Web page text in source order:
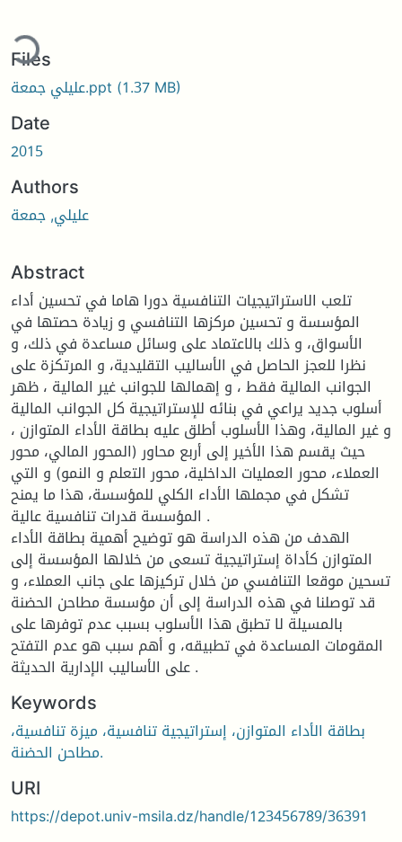
Files
عليلي جمعة.ppt (1.37 MB)
Date
2015
Authors
عليلي, جمعة
Abstract
تلعب الاستراتيجيات التنافسية دورا هاما في تحسين أداء
المؤسسة و تحسين مركزها التنافسي و زيادة حصتها في
الأسواق، و ذلك بالاعتماد على وسائل مساعدة في ذلك، و
نظرا للعجز الحاصل في الأساليب التقليدية، و المرتكزة على
الجوانب المالية فقط ، و إهمالها للجوانب غير المالية ، ظهر
أسلوب جديد يراعي في بنائه للإستراتيجية كل الجوانب المالية
و غير المالية، وهذا الأسلوب أطلق عليه بطاقة الأداء المتوازن ،
حيث يقسم هذا الأخير إلى أربع محاور (المحور المالي، محور
العملاء، محور العمليات الداخلية، محور التعلم و النمو) و التي
تشكل في مجملها الأداء الكلي للمؤسسة، هذا ما يمنح
المؤسسة قدرات تنافسية عالية .
الهدف من هذه الدراسة هو توضيح أهمية بطاقة الأداء
المتوازن كأداة إستراتيجية تسعى من خلالها المؤسسة إلى
تسحين موقعا التنافسي من خلال تركيزها على جانب العملاء، و
قد توصلنا في هذه الدراسة إلى أن مؤسسة مطاحن الحضنة
بالمسيلة لا تطبق هذا الأسلوب بسبب عدم توفرها على
المقومات المساعدة في تطبيقه، و أهم سبب هو عدم التفتح
على الأساليب الإدارية الحديثة .
Keywords
بطاقة الأداء المتوازن، إستراتيجية تنافسية، ميزة تنافسية،
مطاحن الحضنة.
URI
https://depot.univ-msila.dz/handle/123456789/36391